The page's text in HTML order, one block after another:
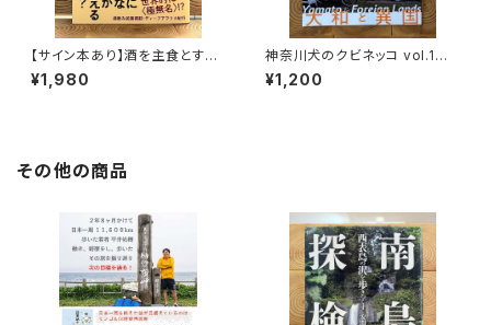
【サイン本あり】酒を主食とする
人々 エチオピアの科学的秘境
を旅する
¥1,980
神奈川犬のクビネッコ vol.1
特集：大和と異国
¥1,200
その他の商品